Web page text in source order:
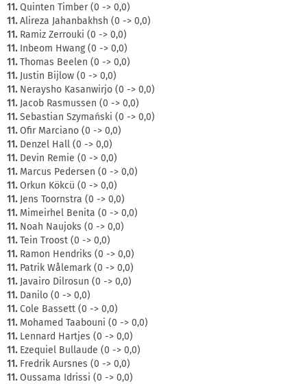
11.Quinten Timber (0 -> 0,0)
11.Alireza Jahanbakhsh (0 -> 0,0)
11.Ramiz Zerrouki (0 -> 0,0)
11.Inbeom Hwang (0 -> 0,0)
11.Thomas Beelen (0 -> 0,0)
11.Justin Bijlow (0 -> 0,0)
11.Neraysho Kasanwirjo (0 -> 0,0)
11.Jacob Rasmussen (0 -> 0,0)
11.Sebastian Szymański (0 -> 0,0)
11.Ofir Marciano (0 -> 0,0)
11.Denzel Hall (0 -> 0,0)
11.Devin Remie (0 -> 0,0)
11.Marcus Pedersen (0 -> 0,0)
11.Orkun Kökcü (0 -> 0,0)
11.Jens Toornstra (0 -> 0,0)
11.Mimeirhel Benita (0 -> 0,0)
11.Noah Naujoks (0 -> 0,0)
11.Tein Troost (0 -> 0,0)
11.Ramon Hendriks (0 -> 0,0)
11.Patrik Wålemark (0 -> 0,0)
11.Javairo Dilrosun (0 -> 0,0)
11.Danilo (0 -> 0,0)
11.Cole Bassett (0 -> 0,0)
11.Mohamed Taabouni (0 -> 0,0)
11.Lennard Hartjes (0 -> 0,0)
11.Ezequiel Bullaude (0 -> 0,0)
11.Fredrik Aursnes (0 -> 0,0)
11.Oussama Idrissi (0 -> 0,0)